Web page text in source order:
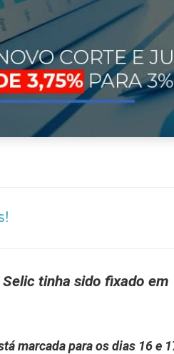
tinha sido fixado
marcada para os dias 16 e